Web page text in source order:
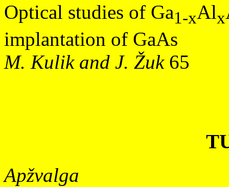
Optical studies of Ga1-xAlx
implantation of GaAs
M. Kulik and J. Žuk65
Apžvalga